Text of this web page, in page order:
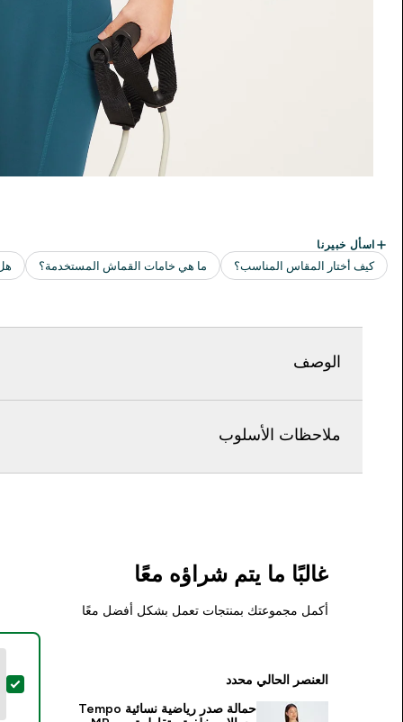
الوصف
ملاحظات الأسلوب
غالبًا ما يتم شراؤه معًا
أكمل مجموعتك بمنتجات تعمل بشكل أفضل معًا
العنصر الحالي محدد
حمالة صدر رياضية نسائية Tempo